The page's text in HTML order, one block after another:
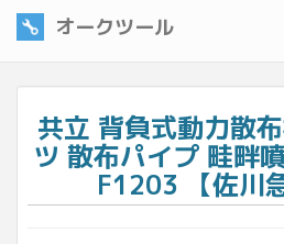
オークツール
共立 背負式動力散
ツ 散布パイプ 畦畔
F1203 【佐川